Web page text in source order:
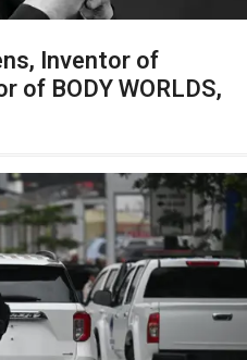
Inventor of
of BODY WORLDS,